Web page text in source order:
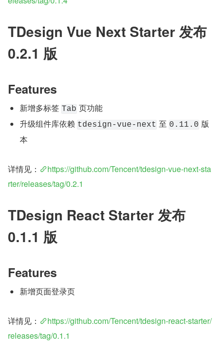
TDesign Vue Next Starter 发布
0.2.1 版
Features
新增多标签 Tab 页功能
升级组件库依赖 tdesign-vue-next 至 0.11.0 版
本
详情见：
https://github.com/Tencent/tdesign-vue-next-sta
rter/releases/tag/0.2.1
TDesign React Starter 发布
0.1.1 版
Features
新增页面登录页
详情见：
https://github.com/Tencent/tdesign-react-starter/
releases/tag/0.1.1